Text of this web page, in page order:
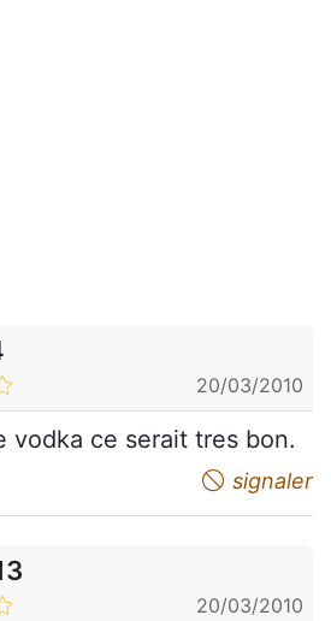
20/03/2010
vodka ce serait tres bon.
not appreciate signaler
20/03/2010